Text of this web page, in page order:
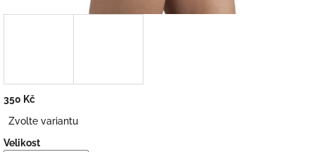
350 Kč
cena:
Zvolte variantu
Velikost